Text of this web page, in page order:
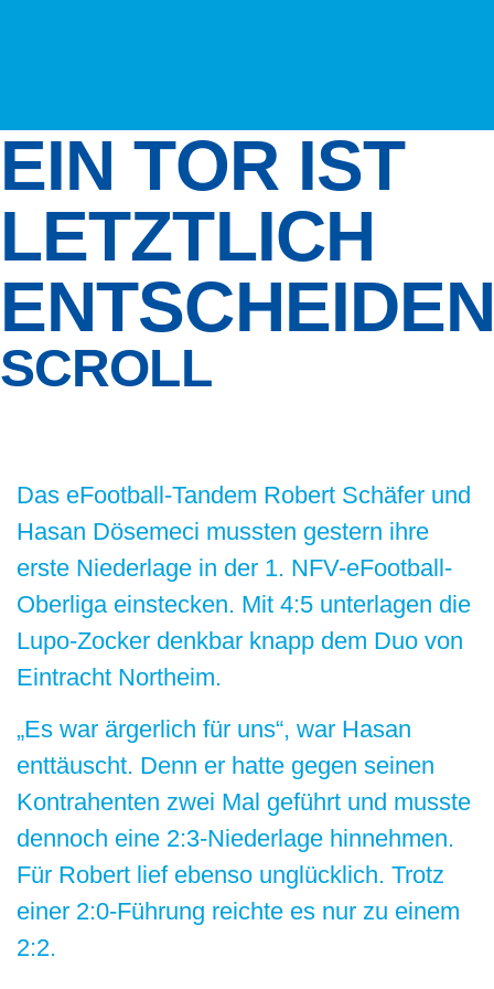
EIN TOR IST
LETZTLICH
SCROLL
Das eFootball-Tandem Robert Schäfer und
Hasan Dösemeci mussten gestern ihre
erste Niederlage in der 1. NFV-eFootball-
Oberliga einstecken. Mit 4:5 unterlagen die
Lupo-Zocker denkbar knapp dem Duo von
Eintracht Northeim.
„Es war ärgerlich für uns“, war Hasan
enttäuscht. Denn er hatte gegen seinen
Kontrahenten zwei Mal geführt und musste
dennoch eine 2:3-Niederlage hinnehmen.
Für Robert lief ebenso unglücklich. Trotz
einer 2:0-Führung reichte es nur zu einem
2:2.